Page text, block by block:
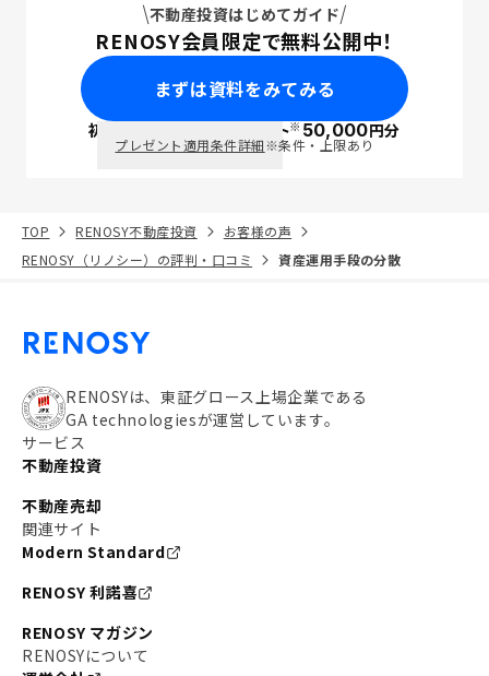
不動産投資はじめてガイド
RENOSY会員限定で無料公開中！
まずは資料をみてみる
初回面談で ポイント※50,000円分
プレゼント適用条件詳細※条件・上限あり
TOP RENOSY不動産投資
お客様の声
RENOSY（リノシー）の評判・口コミ
資産運用手段の分散
RENOSYは、東証グロース上場企業である
GA technologiesが運営しています。
サービス
不動産投資
不動産売却
関連サイト
Modern Standard
RENOSY 利諾喜
RENOSY マガジン
RENOSYについて